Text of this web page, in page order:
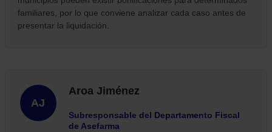
familiares, por lo que conviene analizar cada caso antes de
presentar la liquidación.
AJ
Aroa Jiménez
Subresponsable del Departamento Fiscal
de Asefarma